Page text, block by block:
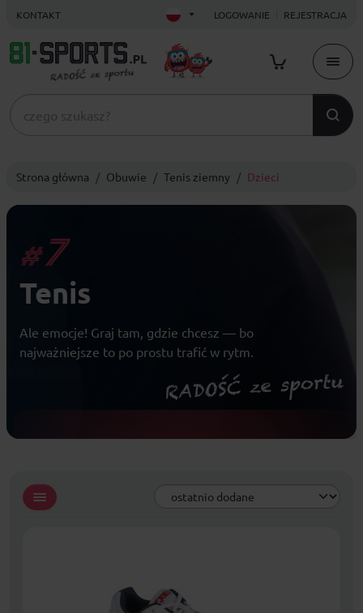
KONTAKT LOGOWANIE REJESTRACJA
Strona główna Obuwie Tenis ziemny Dzieci
# 7
Tenis
Ale emocje! Graj tam, gdzie chcesz — bo
najważniejsze to po prostu trafić w rytm.